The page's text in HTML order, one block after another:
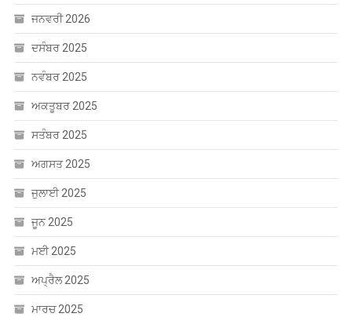
ਜਨਵਰੀ 2026
ਦਸੰਬਰ 2025
ਨਵੰਬਰ 2025
ਅਕਤੂਬਰ 2025
ਸਤੰਬਰ 2025
ਅਗਸਤ 2025
ਜੁਲਾਈ 2025
ਜੂਨ 2025
ਮਈ 2025
ਅਪ੍ਰੈਲ 2025
ਮਾਰਚ 2025